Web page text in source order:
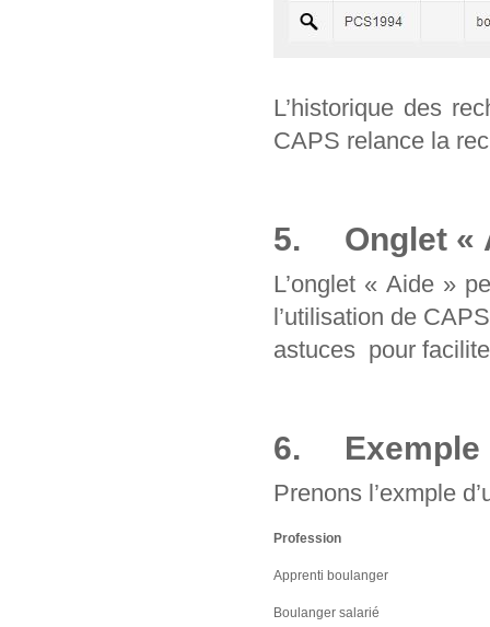
L’historique des
CAPS relance la
5. Onglet «
L’onglet « Aide »
l’utilisation de
astuces pour
6. Exemple
Prenons l’exmple
Profession
Apprenti boulanger
Boulanger salarié